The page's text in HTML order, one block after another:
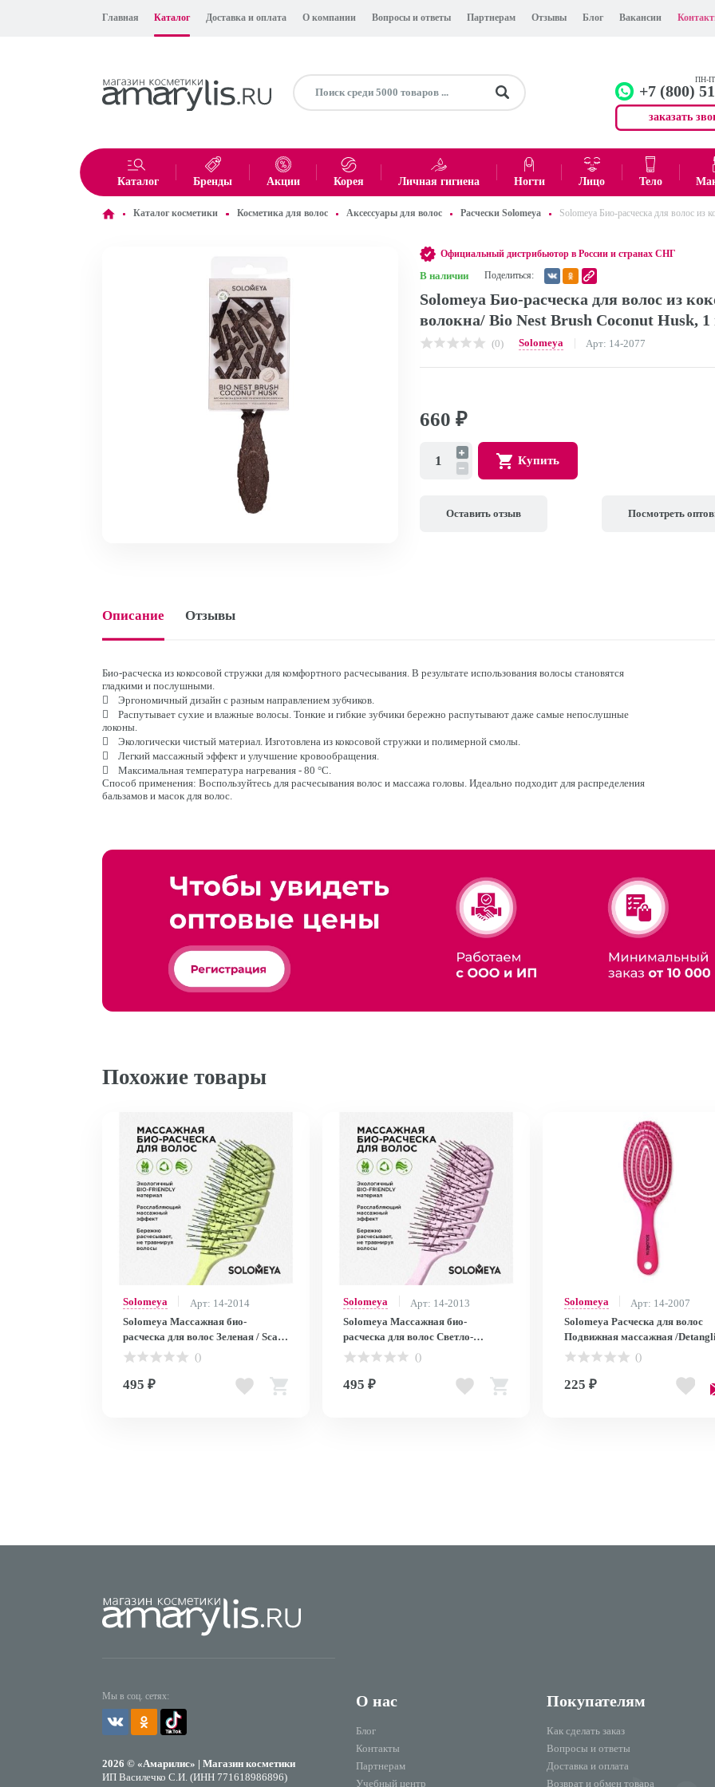
Главная Каталог Доставка и оплата О компании Вопросы и ответы Партнерам Отзывы Блог Вакансии
ПН-
+7 (800)
заказать
Офис +7 (499)
Итого: 0 ₽
Каталог Бренды Акции Корея Личная гигиена Ногти Лицо Тело
Каталог косметики Косметика для волос Аксессуары для волос Расчески Solomeya Solomeya Био-расческа для волос из
Официальный дистрибьютор в России и странах СНГ
В наличии Поделиться:
Solomeya Био-расческа для волос из
волокна/ Bio Nest Brush Coconut Husk,
(0) Solomeya Арт: 14-2077
660 ₽
Купить
Оставить отзыв Посмотреть
Описание Отзывы
Био-расческа из кокосовой стружки для комфортного расчесывания. В результате использования волосы становятся
гладкими и послушными.
 Эргономичный дизайн с разным направлением зубчиков.
 Распутывает сухие и влажные волосы. Тонкие и гибкие зубчики бережно распутывают даже самые непослушные
локоны.
 Экологически чистый материал. Изготовлена из кокосовой стружки и полимерной смолы.
 Легкий массажный эффект и улучшение кровообращения.
 Максимальная температура нагревания - 80 °C.
Способ применения: Воспользуйтесь для расчесывания волос и массажа головы. Идеально подходит для распределения
бальзамов и масок для волос.
Похожие товары
Solomeya
Арт: 14-2014
Solomeya Массажная био-
расческа для волос Зеленая / Scalp
massage bio hair brush Green, 1 шт
()
495 ₽
Solomeya
Арт: 14-2013
Solomeya Массажная био-
расческа для волос Светло-
розовая / Scalp massage bio hair
()
495 ₽
Solomeya
Арт: 14-2007
Solomeya Расческа для волос
Подвижная массажная /
hair brush , 1 шт()
225 ₽
Мы в соц. сетях:
2026 © «Амарилис» | Магазин косметики
ИП Василечко С.И. (ИНН 771618986896)
О нас
Блог
Контакты
Партнерам
Учебный центр
Покупателям
Как сделать заказ
Вопросы и ответы
Доставка и оплата
Возврат и обмен товара